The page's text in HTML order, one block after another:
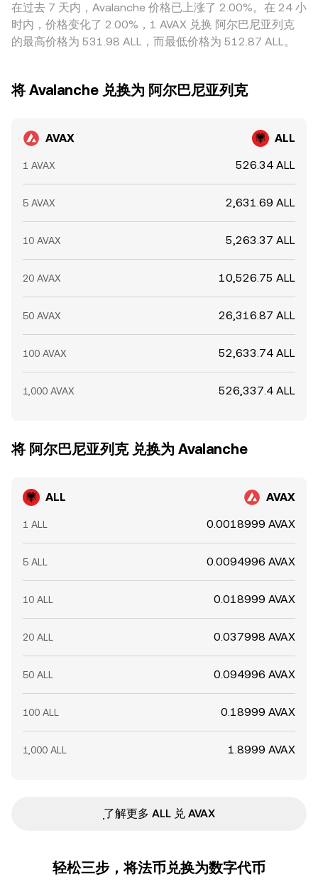
在高波动或流动性紧张时段出现短暂失配。
在过去 7 天内，Avalanche 价格已上涨了 2.00%。在 24 小
时内，价格变化了 2.00%，1 AVAX 兑换 阿尔巴尼亚列克
的最高价格为 531.98 ALL，而最低价格为 512.87 ALL。
将 Avalanche 兑换为 阿尔巴尼亚列克
AVAX ALL
1 AVAX 526.34 ALL
5 AVAX 2,631.69 ALL
10 AVAX 5,263.37 ALL
20 AVAX 10,526.75 ALL
50 AVAX 26,316.87 ALL
100 AVAX 52,633.74 ALL
1,000 AVAX 526,337.4 ALL
将 阿尔巴尼亚列克 兑换为 Avalanche
ALL AVAX
1 ALL 0.0018999 AVAX
5 ALL 0.0094996 AVAX
10 ALL 0.018999 AVAX
20 ALL 0.037998 AVAX
50 ALL 0.094996 AVAX
100 ALL 0.18999 AVAX
1,000 ALL 1.8999 AVAX
ִִִִִִִִִִִִִִִִִִִִִִִִִִִִִִִִִִִִִִִִִִִִִִִ了解更多 ALL 兑 AVAX
轻松三步，将法币兑换为数字代币